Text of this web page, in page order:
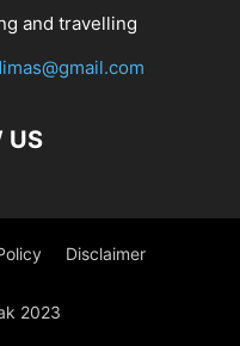
and travelling
US
Disclaimer
2023